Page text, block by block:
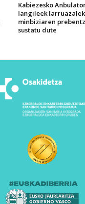
Kabiezesko
langileek
minbiziaren
sustatu dute